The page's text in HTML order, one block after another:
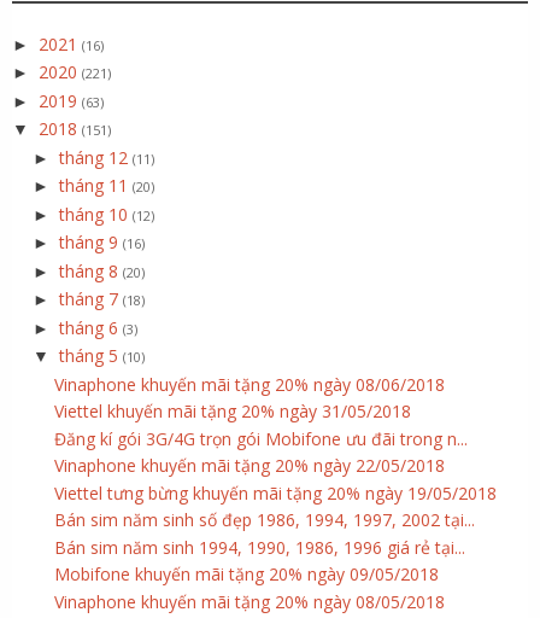
► 2021 (16)
► 2020 (221)
► 2019 (63)
▼ 2018 (151)
►tháng 12 (11)
►tháng 11 (20)
►tháng 10 (12)
►tháng 9 (16)
►tháng 8 (20)
►tháng 7 (18)
►tháng 6 (3)
▼tháng 5 (10)
Vinaphone khuyến mãi tặng 20% ngày 08/06/2018
Viettel khuyến mãi tặng 20% ngày 31/05/2018
Đăng kí gói 3G/4G trọn gói Mobifone ưu đãi trong n...
Vinaphone khuyến mãi tặng 20% ngày 22/05/2018
Viettel tưng bừng khuyến mãi tặng 20% ngày 19/05/2018
Bán sim năm sinh số đẹp 1986, 1994, 1997, 2002 tại...
Bán sim năm sinh 1994, 1990, 1986, 1996 giá rẻ tại...
Mobifone khuyến mãi tặng 20% ngày 09/05/2018
Vinaphone khuyến mãi tặng 20% ngày 08/05/2018